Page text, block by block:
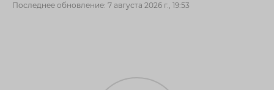
Последнее обновление: 7 августа 2026 г., 19:53